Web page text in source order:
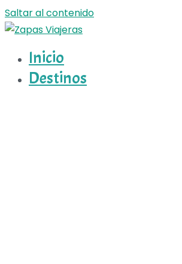
Saltar al contenido
Zapas Viajeras
Zapas Viajeras viajes y escapadas pa
Inicio
Destinos